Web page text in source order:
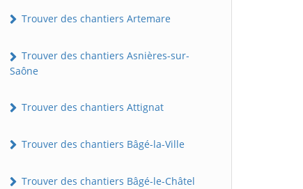
Trouver des chantiers Artemare
Trouver des chantiers Asnières-sur-
Saône
Trouver des chantiers Attignat
Trouver des chantiers Bâgé-la-Ville
Trouver des chantiers Bâgé-le-Châtel